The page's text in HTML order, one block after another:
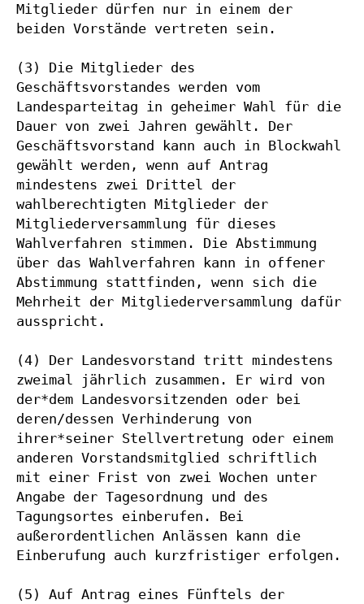
Mitglieder dürfen nur in einem der
beiden Vorstände vertreten sein.
(3) Die Mitglieder des
Geschäftsvorstandes werden vom
Landesparteitag in geheimer Wahl für die
Dauer von zwei Jahren gewählt. Der
Geschäftsvorstand kann auch in Blockwahl
gewählt werden, wenn auf Antrag
mindestens zwei Drittel der
wahlberechtigten Mitglieder der
Mitgliederversammlung für dieses
Wahlverfahren stimmen. Die Abstimmung
über das Wahlverfahren kann in offener
Abstimmung stattfinden, wenn sich die
Mehrheit der Mitgliederversammlung dafür
ausspricht.
(4) Der Landesvorstand tritt mindestens
zweimal jährlich zusammen. Er wird von
der*dem Landesvorsitzenden oder bei
deren/dessen Verhinderung von
ihrer*seiner Stellvertretung oder einem
anderen Vorstandsmitglied schriftlich
mit einer Frist von zwei Wochen unter
Angabe der Tagesordnung und des
Tagungsortes einberufen. Bei
außerordentlichen Anlässen kann die
Einberufung auch kurzfristiger erfolgen.
(5) Auf Antrag eines Fünftels der